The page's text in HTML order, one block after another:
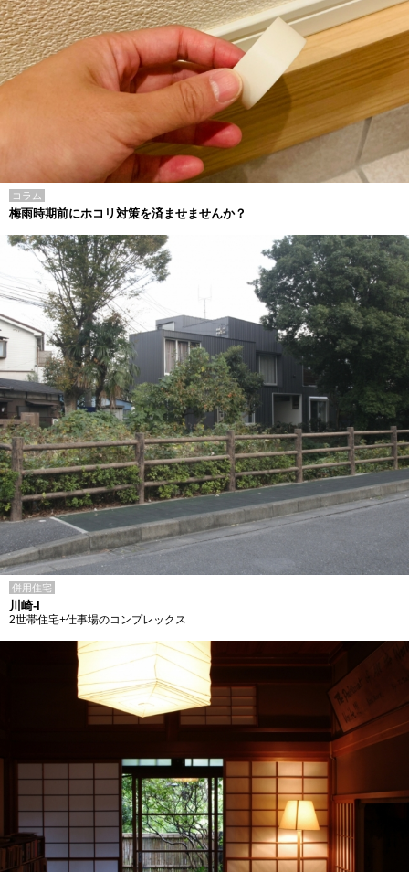
コラム
梅雨時期前にホコリ対策を済ませませんか？
併用住宅
川崎-I
2世帯住宅+仕事場のコンプレックス